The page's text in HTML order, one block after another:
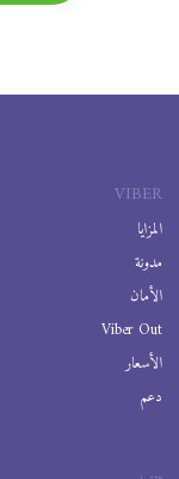
VIBER
المزايا
مدونة
الأمان
Viber Out
الأسعار
دعم